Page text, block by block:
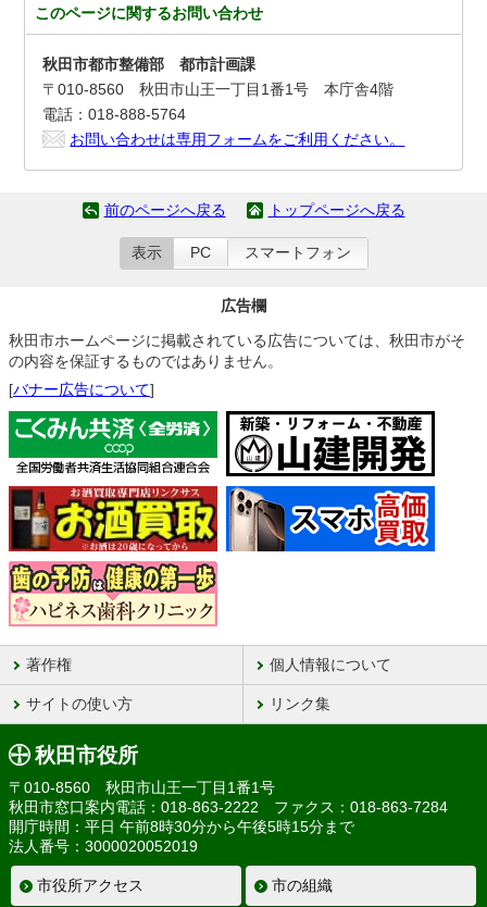
このページに関するお問い合わせ
秋田市都市整備部 都市計画課
〒010-8560 秋田市山王一丁目1番1号 本庁舎4階
電話：018-888-5764
お問い合わせは専用フォームをご利用ください。
前のページへ戻る トップページへ戻る
表示 PC スマートフォン
広告欄
秋田市ホームページに掲載されている広告については、秋田市がそ
の内容を保証するものではありません。
[バナー広告について]
著作権 個人情報について
サイトの使い方 リンク集
秋田市役所
〒010-8560 秋田市山王一丁目1番1号
秋田市窓口案内電話：018-863-2222 ファクス：018-863-7284
開庁時間：平日 午前8時30分から午後5時15分まで
法人番号：3000020052019
市役所アクセス 市の組織